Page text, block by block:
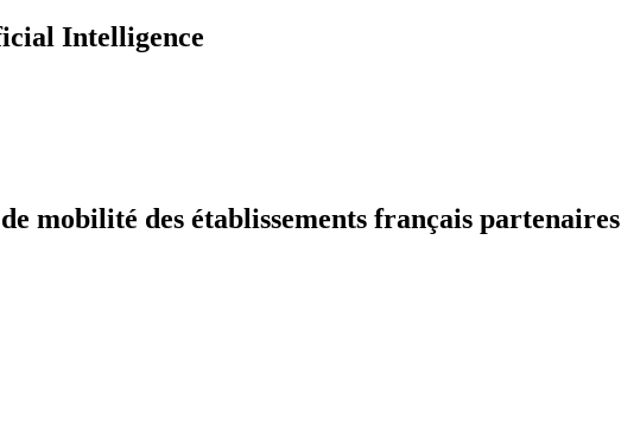
Intelligence
mobilité des établissements français partenaires